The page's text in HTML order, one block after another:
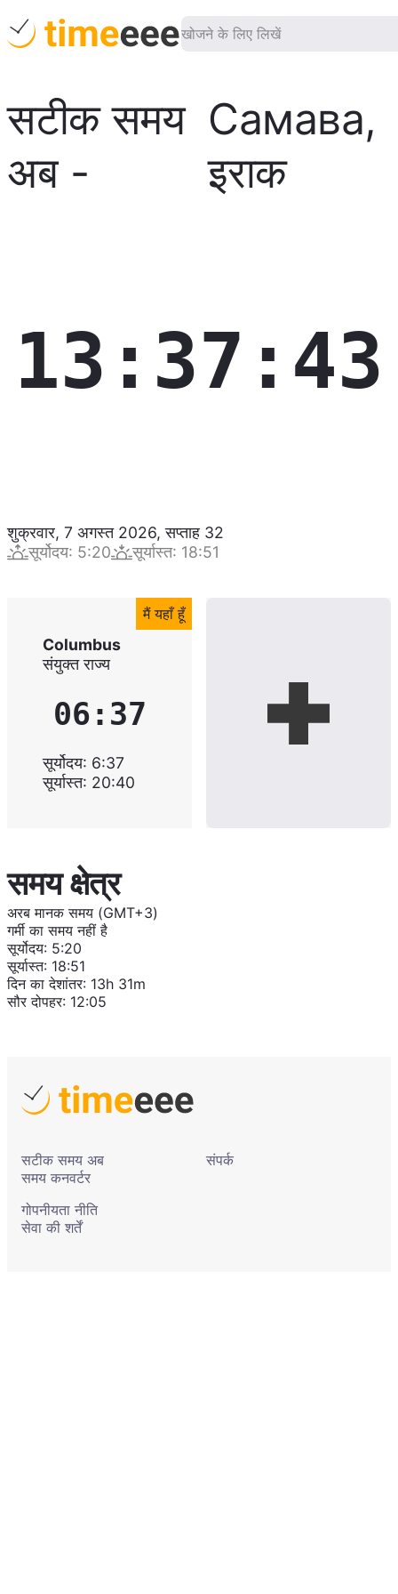
सटीक समय
अब-
Самава,
इराक
13:37:44
शुक्रवार, 7 अगस्त 2026,सप्ताह 32
सूर्योदय: 5:20 सूर्यास्त: 18:51
मैं यहाँ हूँ
Columbus
संयुक्त राज्य
06:37
सूर्योदय: 6:37
सूर्यास्त: 20:40
समय क्षेत्र
अरब मानक समय (GMT+3)
गर्मी का समय नहीं है
सूर्योदय: 5:20
सूर्यास्त: 18:51
दिन का देशांतर: 13h 31m
सौर दोपहर: 12:05
सटीक समय अब
समय कनवर्टर
संपर्क
गोपनीयता नीति
सेवा की शर्तें